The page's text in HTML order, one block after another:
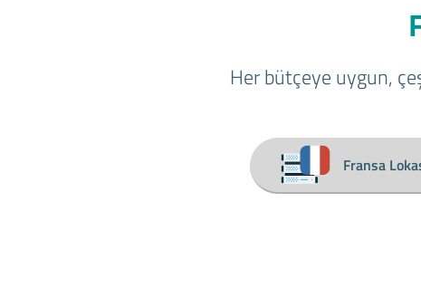
Her bütçeye uygun,
Fransa